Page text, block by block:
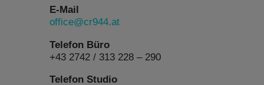
E-Mail
office@cr944.at
Telefon Büro
+43 2742 / 313 228 – 290
Telefon Studio